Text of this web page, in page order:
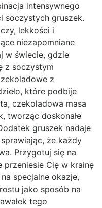
intensywnego
soczystych gruszek.
lekkości i
niezapomniane
w świecie, gdzie
z soczystym
z
które podbije
czekoladowa masa
tworząc doskonałe
gruszek nadaje
że każdy
Przygotuj się na
przeniesie Cię w krainę
specjalne okazje,
jako sposób na
tego